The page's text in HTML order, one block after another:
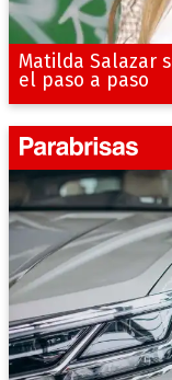
Matilda Salazar
el paso a paso